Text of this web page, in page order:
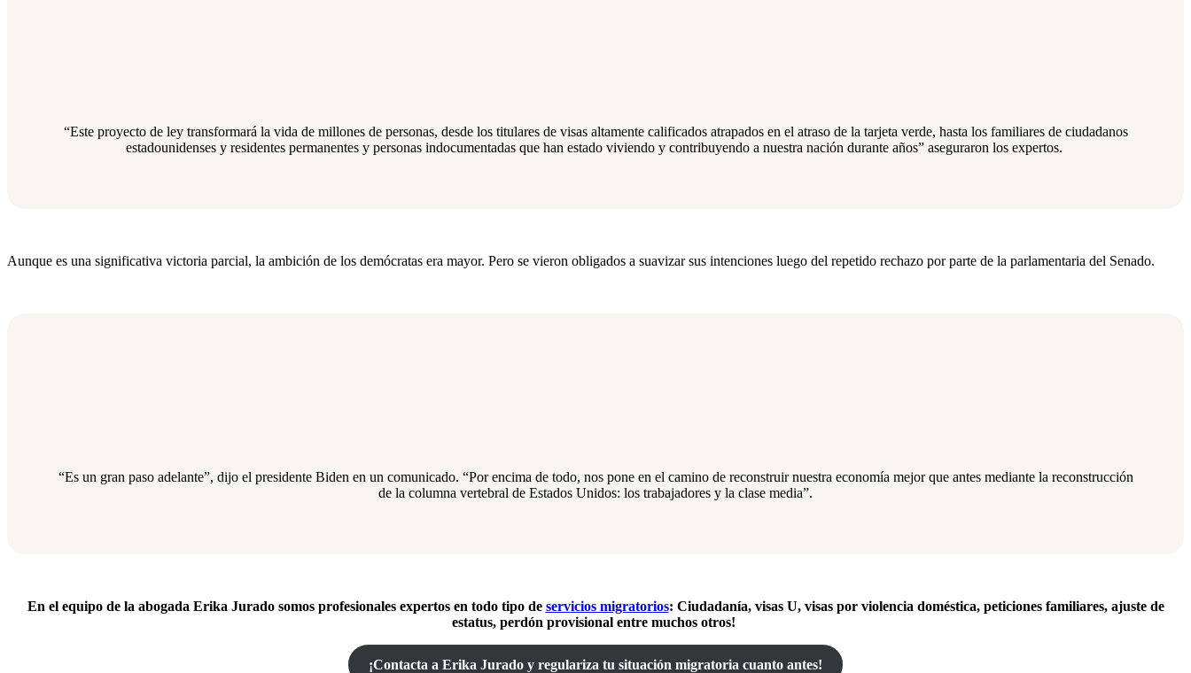
“Este proyecto de ley transformará la vida de millones de personas, desde los titulares de visas altamente calificados atrapados en el atraso de la tarjeta verde, hasta los familiares de ciudadanos
estadounidenses y residentes permanentes y personas indocumentadas que han estado viviendo y contribuyendo a nuestra nación durante años” aseguraron los expertos.
Aunque es una significativa victoria parcial, la ambición de los demócratas era mayor. Pero se vieron obligados a suavizar sus intenciones luego del repetido rechazo por parte de la parlamentaria del Senado.
“Es un gran paso adelante”, dijo el presidente Biden en un comunicado. “Por encima de todo, nos pone en el camino de reconstruir nuestra economía mejor que antes mediante la reconstrucción
de la columna vertebral de Estados Unidos: los trabajadores y la clase media”.
En el equipo de la abogada Erika Jurado somos profesionales expertos en todo tipo de servicios migratorios: Ciudadanía, visas U, visas por violencia doméstica, peticiones familiares, ajuste de
estatus, perdón provisional entre muchos otros!
¡Contacta a Erika Jurado y regulariza tu situación migratoria cuanto antes!